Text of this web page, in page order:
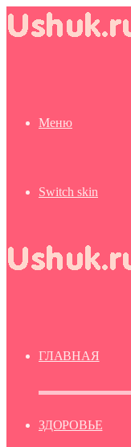
Меню
Switch skin
ГЛАВНАЯ
ЗДОРОВЬЕ